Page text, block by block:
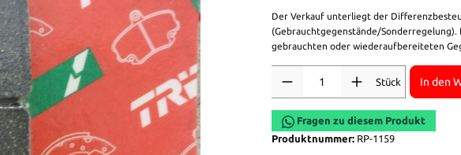
Der Verkauf unterliegt der
(Gebrauchtgegenstände/
gebrauchten oder wiederaufbereiteten
Stück
In den
Fragen zu diesem Produkt
Produktnummer: RP-1159